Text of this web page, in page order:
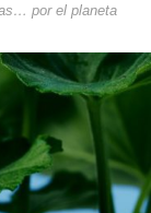
por el planeta